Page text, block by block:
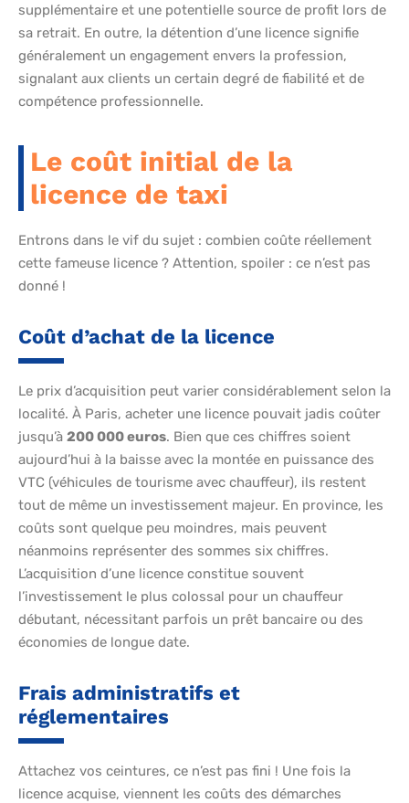
supplémentaire et une potentielle source de profit lors de
sa retrait. En outre, la détention d’une licence signifie
généralement un engagement envers la profession,
signalant aux clients un certain degré de fiabilité et de
compétence professionnelle.
Le coût initial de la
licence de taxi
Entrons dans le vif du sujet : combien coûte réellement
cette fameuse licence ? Attention, spoiler : ce n’est pas
donné !
Coût d’achat de la licence
Le prix d’acquisition peut varier considérablement selon la
localité. À Paris, acheter une licence pouvait jadis coûter
jusqu’à 200 000 euros. Bien que ces chiffres soient
aujourd’hui à la baisse avec la montée en puissance des
VTC (véhicules de tourisme avec chauffeur), ils restent
tout de même un investissement majeur. En province, les
coûts sont quelque peu moindres, mais peuvent
néanmoins représenter des sommes six chiffres.
L’acquisition d’une licence constitue souvent
l’investissement le plus colossal pour un chauffeur
débutant, nécessitant parfois un prêt bancaire ou des
économies de longue date.
Frais administratifs et
réglementaires
Attachez vos ceintures, ce n’est pas fini ! Une fois la
licence acquise, viennent les coûts des démarches